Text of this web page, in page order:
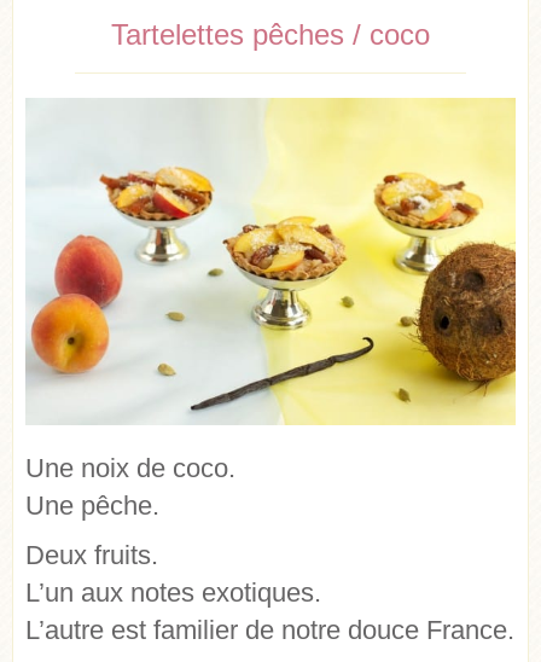
Tartelettes pêches / coco
Une noix de coco.
Une pêche.
Deux fruits.
L’un aux notes exotiques.
L’autre est familier de notre douce France.